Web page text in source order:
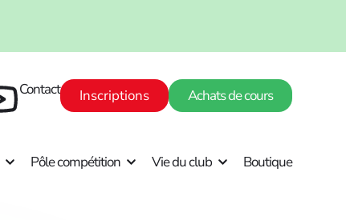
Contact Inscriptions Achats de cours
Pôle compétition Vie du club Boutique